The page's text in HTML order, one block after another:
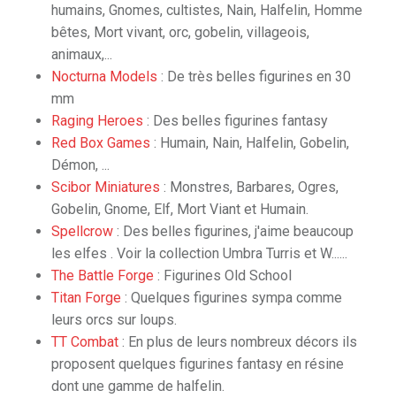
humains, Gnomes, cultistes, Nain, Halfelin, Homme
bêtes, Mort vivant, orc, gobelin, villageois,
animaux,...
Nocturna Models : De très belles figurines en 30
mm
Raging Heroes : Des belles figurines fantasy
Red Box Games : Humain, Nain, Halfelin, Gobelin,
Démon, ...
Scibor Miniatures : Monstres, Barbares, Ogres,
Gobelin, Gnome, Elf, Mort Viant et Humain.
Spellcrow: Des belles figurines, j'aime beaucoup
les elfes . Voir la collection Umbra Turris et W......
The Battle Forge : Figurines Old School
Titan Forge : Quelques figurines sympa comme
leurs orcs sur loups.
TT Combat : En plus de leurs nombreux décors ils
proposent quelques figurines fantasy en résine
dont une gamme de halfelin.